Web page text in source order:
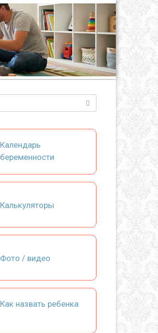
Календарь
беременности
Калькуляторы
Фото / видео
Как назвать ребенка